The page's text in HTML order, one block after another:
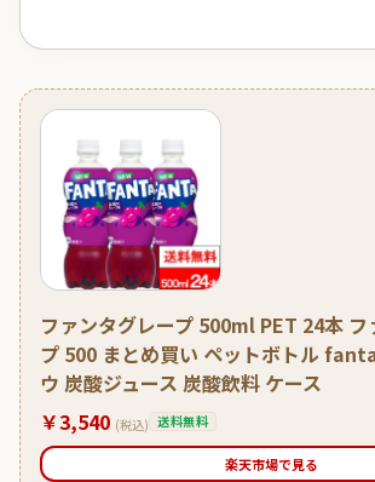
ファンタグレープ 500ml PET 24本 フ
プ 500 まとめ買い ペットボトル
ウ 炭酸ジュース 炭酸飲料 ケース
￥3,540 (税込) 送料無料
楽天市場で見る